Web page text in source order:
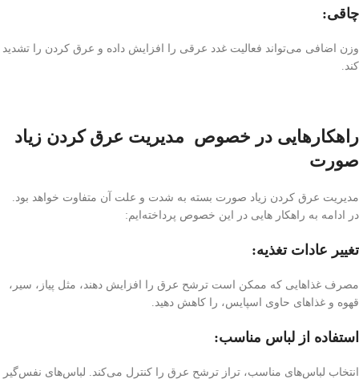
چاقی:
وزن اضافی می‌تواند فعالیت غدد عرقی را افزایش داده و عرق کردن را تشدید
کند.
راهکارهایی در خصوص مدیریت عرق کردن زیاد
صورت
مدیریت عرق کردن زیاد صورت بسته به شدت و علت آن متفاوت خواهد بود.
در ادامه به راهکار هایی در این خصوص پرداخته‌ایم:
تغییر عادات تغذیه:
مصرف غذاهایی که ممکن است ترشح عرق را افزایش دهند، مثل پیاز، سیر،
قهوه و غذاهای حاوی اسپایس، را کاهش دهید.
استفاده از لباس مناسب:
انتخاب لباس‌های مناسب، تراز ترشح عرق را کنترل می‌کند. لباس‌های نفس‌گیر